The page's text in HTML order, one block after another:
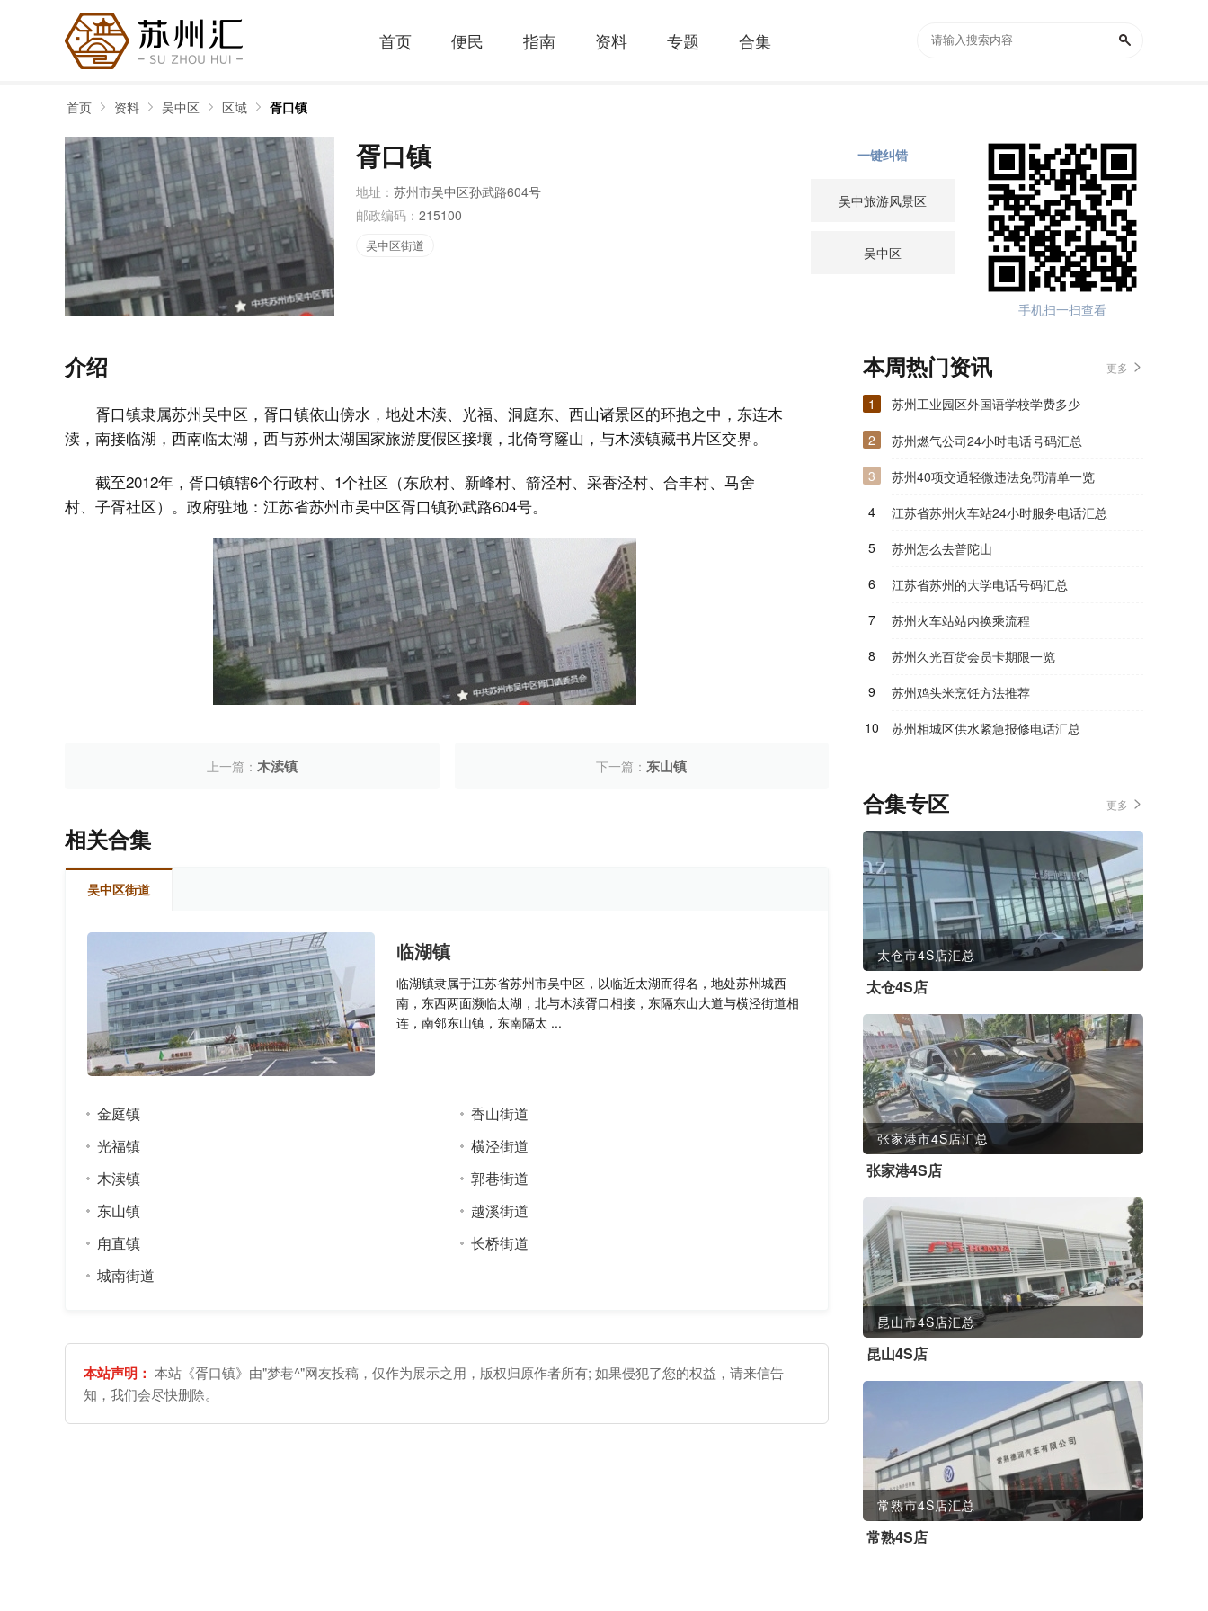
首页 便民 指南 资料 专题 合集
首页 资料 吴中区 区域 胥口镇
手机扫一扫查看
胥口镇
地址： 苏州市吴中区孙武路604号
邮政编码： 215100
吴中区街道
吴中旅游风景区
吴中区
一键纠错
介绍
胥口镇隶属苏州吴中区，胥口镇依山傍水，地处木渎、光福、洞庭东、西山诸景区的环抱之中，东连木
渎，南接临湖，西南临太湖，西与苏州太湖国家旅游度假区接壤，北倚穹窿山，与木渎镇藏书片区交界。
截至2012年，胥口镇辖6个行政村、1个社区（东欣村、新峰村、箭泾村、采香泾村、合丰村、马舍
村、子胥社区）。政府驻地：江苏省苏州市吴中区胥口镇孙武路604号。
上一篇： 木渎镇 下一篇：东山镇
相关合集
吴中区街道
临湖镇
临湖镇隶属于江苏省苏州市吴中区，以临近太湖而得名，地处苏州城西
南，东西两面濒临太湖，北与木渎胥口相接，东隔东山大道与横泾街道相
连，南邻东山镇，东南隔太 ...
金庭镇
光福镇
木渎镇
东山镇
甪直镇
城南街道
香山街道
横泾街道
郭巷街道
越溪街道
长桥街道
本站声明： 本站《胥口镇》由"梦巷^"网友投稿，仅作为展示之用，版权归原作者所有; 如果侵犯了您的权益，请来信告
知，我们会尽快删除。
本周热门资讯 更多
1
苏州工业园区外国语学校学费多少
2
苏州燃气公司24小时电话号码汇总
3
苏州40项交通轻微违法免罚清单一览
4
江苏省苏州火车站24小时服务电话汇总
5
苏州怎么去普陀山
6
江苏省苏州的大学电话号码汇总
7
苏州火车站站内换乘流程
8
苏州久光百货会员卡期限一览
9
苏州鸡头米烹饪方法推荐
10
苏州相城区供水紧急报修电话汇总
合集专区 更多
太仓市4S店汇总
太仓4S店
张家港市4S店汇总
张家港4S店
昆山市4S店汇总
昆山4S店
常熟市4S店汇总
常熟4S店